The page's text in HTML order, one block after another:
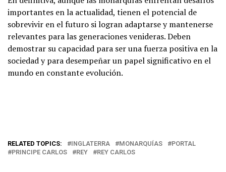
importantes en la actualidad, tienen el potencial de
sobrevivir en el futuro si logran adaptarse y mantenerse
relevantes para las generaciones venideras. Deben
demostrar su capacidad para ser una fuerza positiva en la
sociedad y para desempeñar un papel significativo en el
mundo en constante evolución.
RELATED TOPICS: INGLATERRA MONARQUÍAS
PORTAL
PRINCIPE CARLOS
REY REY CARLOS